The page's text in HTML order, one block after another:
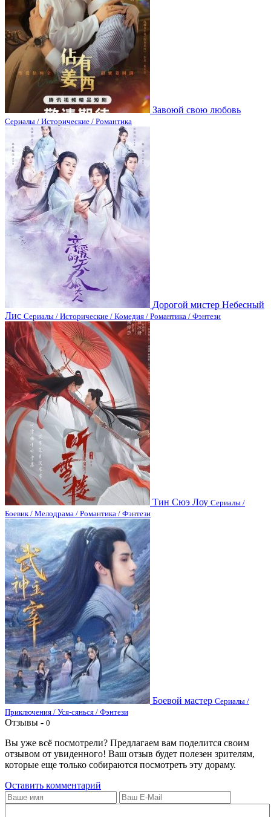
Завоюй свою любовь
Сериалы / Исторические / Романтика
Дорогой мистер Небесный
Лис Сериалы / Исторические / Комедия / Романтика / Фэнтези
Тин Сюэ Лоу Сериалы /
Боевик / Мелодрама / Романтика / Фэнтези
Боевой мастер Сериалы /
Приключения / Уся-сянься / Фэнтези
Отзывы - 0
Вы уже всё посмотрели? Предлагаем вам поделится своим
отзывом от увиденного! Ваш отзыв будет полезен зрителям,
которые еще только собираются посмотреть эту дораму.
Оставить комментарий